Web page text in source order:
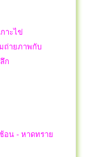
าะไข่
ถ่ายภาพกับ
ก
อน - หาดทราย